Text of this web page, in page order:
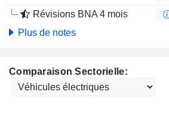
Révisions BNA 4 mois
Plus de notes
Comparaison Sectorielle: